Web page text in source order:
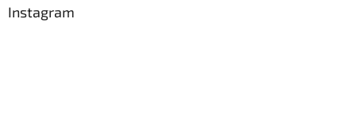
Instagram